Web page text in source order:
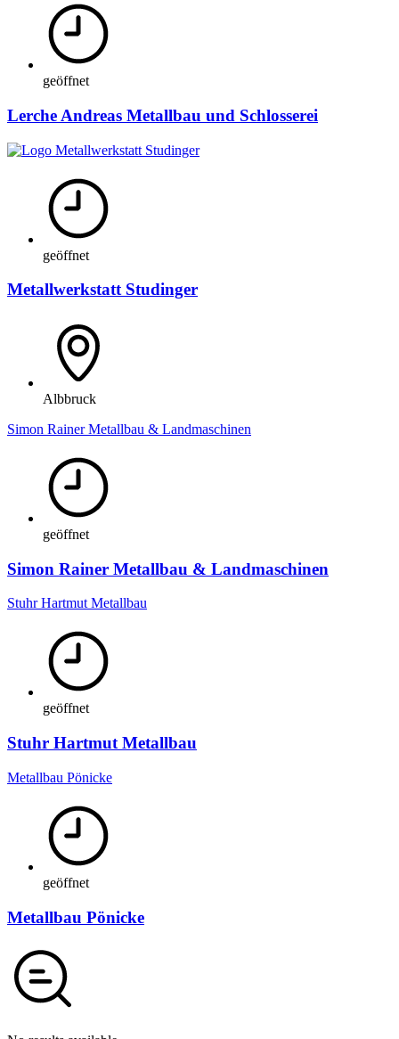
geöffnet
Lerche Andreas Metallbau und Schlosserei
geöffnet
Metallwerkstatt Studinger
Albbruck
Simon Rainer Metallbau & Landmaschinen
geöffnet
Simon Rainer Metallbau & Landmaschinen
Stuhr Hartmut Metallbau
geöffnet
Stuhr Hartmut Metallbau
Metallbau Pönicke
geöffnet
Metallbau Pönicke